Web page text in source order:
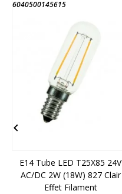
6040500145615
E14 Tube LED T25X85 24V
AC/DC 2W (18W) 827 Clair
Effet Filament
